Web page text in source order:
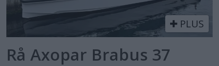
PLUS
Rå Axopar Brabus 37